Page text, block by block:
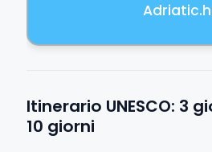
Itinerario UNESCO: 3
10 giorni